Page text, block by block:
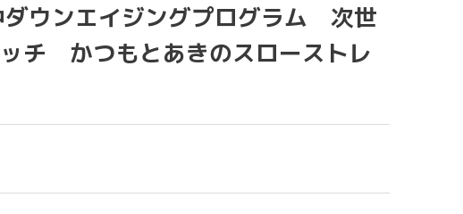
ウンエイジングプログラム 次世
チ かつもとあきのスローストレ